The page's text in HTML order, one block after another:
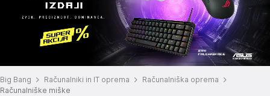
Big Bang Računalniki in IT oprema
Računalniška oprema
Računalniške miške